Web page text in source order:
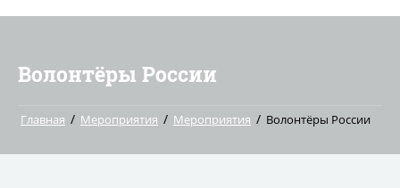
Волонтёры России
Главная / Мероприятия / Мероприятия / Волонтёры России